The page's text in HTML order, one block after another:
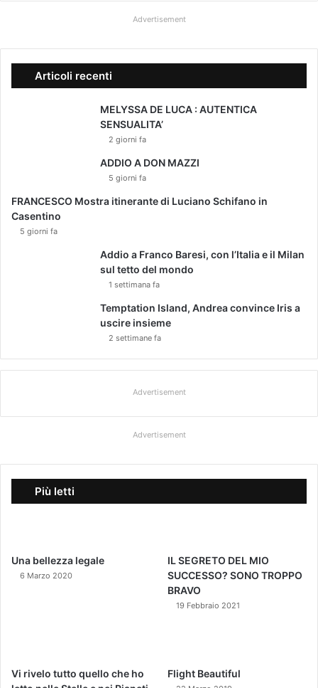
Advertisement
Articoli recenti
MELYSSA DE LUCA : AUTENTICA
SENSUALITA’
2 giorni fa
ADDIO A DON MAZZI
5 giorni fa
FRANCESCO Mostra itinerante di Luciano Schifano in
Casentino
5 giorni fa
Addio a Franco Baresi, con l’Italia e il Milan
sul tetto del mondo
1 settimana fa
Temptation Island, Andrea convince Iris a
uscire insieme
2 settimane fa
Advertisement
Advertisement
Più letti
Una bellezza legale
6 Marzo 2020
IL SEGRETO DEL MIO
SUCCESSO? SONO TROPPO
BRAVO
19 Febbraio 2021
Vi rivelo tutto quello che ho
Flight Beautiful